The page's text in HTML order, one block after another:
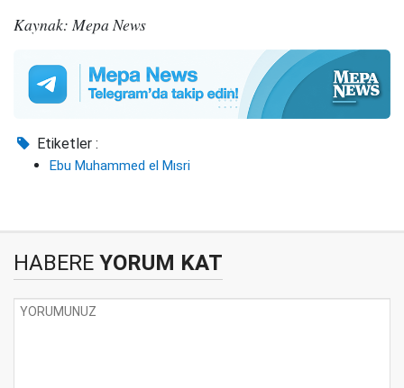
Kaynak: Mepa News
Etiketler :
Ebu Muhammed el Mısri
HABERE YORUM KAT